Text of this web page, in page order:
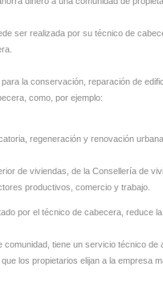
ser realizada por su técnico de
la conservación, reparación de
como, por ejemplo:
regeneración y renovación
de viviendas, de la Consellería de
productivos, comercio y trabajo.
por el técnico de cabecera, reduce
comunidad, tiene un servicio técnico
los propietarios elijan a la empresa